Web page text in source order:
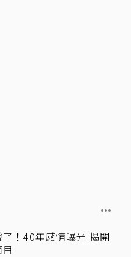
！40年感情曝光 揭開